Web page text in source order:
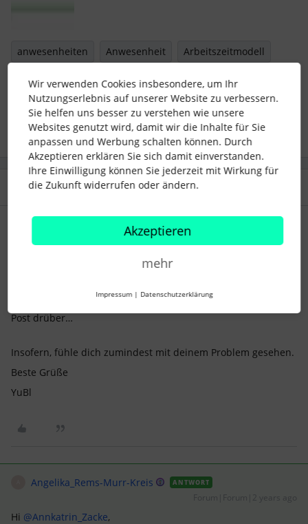
anwesenheiten Anwesenheit Arbeitszeitmodell
Minusstunden
1 Personen gefällt dies
2 Antworten
Post drüber…
Insofern, fühle dich zumindest mit deinem Problem gesehen.
Beste Grüße
YuBl
Angelika_Rems-Murr-Kreis ANTWORT
Hi @Annkatrin_Zacke,
Wir verwenden Cookies insbesondere, um Ihr
Nutzungserlebnis auf unserer Website zu verbessern.
Sie helfen uns besser zu verstehen wie unsere
Websites genutzt wird, damit wir die Inhalte für Sie
anpassen und Werbung schalten können. Durch
Akzeptieren erklären Sie sich damit einverstanden.
Ihre Einwilligung können Sie jederzeit mit Wirkung für
die Zukunft widerrufen oder ändern.
Akzeptieren
mehr
Impressum | Datenschutzerklärung